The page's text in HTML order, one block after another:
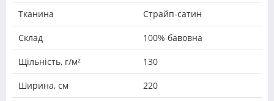
Тканина Страйп-сатин
Склад 100% бавовна
Щільність, г/м² 130
Ширина, см 220